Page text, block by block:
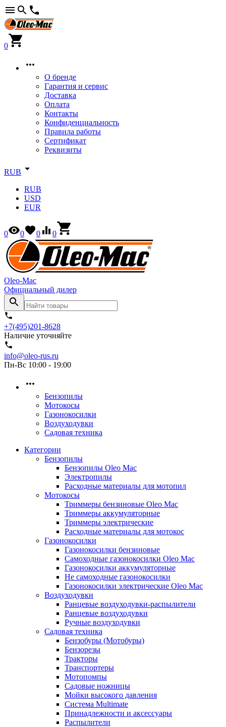
0
О бренде
Гарантия и сервис
Доставка
Оплата
Контакты
Конфиденциальность
Правила работы
Сертификат
Реквизиты
RUB
RUB
USD
EUR
0 0 0 0
Oleo-Mac
Официальный дилер
+7(495)201-8628
Наличие уточняйте
info@oleo-rus.ru
Пн-Вс 10:00 - 19:00
Бензопилы
Мотокосы
Газонокосилки
Воздуходувки
Садовая техника
Категории
Бензопилы
Бензопилы Oleo Mac
Электропилы
Расходные материалы для мотопил
Мотокосы
Триммеры бензиновые Oleo Mac
Триммеры аккумуляторные
Триммеры электрические
Расходные материалы для мотокос
Газонокосилки
Газонокосилки бензиновые
Самоходные газонокосилки Oleo Mac
Газонокосилки аккумуляторные
Не самоходные газонокосилки
Газонокосилки электрические Oleo Mac
Воздуходувки
Ранцевые воздуходувки-распылители
Ранцевые воздуходувки
Ручные воздуходувки
Садовая техника
Бензобуры (Мотобуры)
Бензорезы
Тракторы
Транспортеры
Мотопомпы
Садовые ножницы
Мойки высокого давления
Система Multimate
Принадлежности и аксессуары
Распылители